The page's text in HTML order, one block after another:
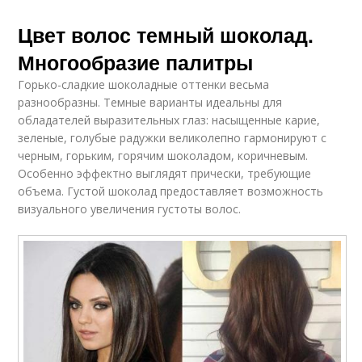
Цвет волос темный шоколад.
Многообразие палитры
Горько-сладкие шоколадные оттенки весьма
разнообразны. Темные варианты идеальны для
обладателей выразительных глаз: насыщенные карие,
зеленые, голубые радужки великолепно гармонируют с
черным, горьким, горячим шоколадом, коричневым.
Особенно эффектно выглядят прически, требующие
объема. Густой шоколад предоставляет возможность
визуального увеличения густоты волос.